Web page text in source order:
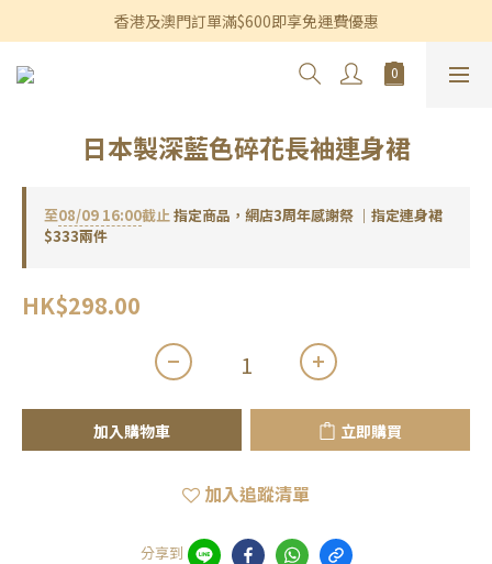
香港及澳門訂單滿$600即享免運費優惠
香港及澳門訂單滿$600即享免運費優惠
3個月內買滿$1,200可享永久九折優惠
日本製深藍色碎花長袖連身裙
至08/09 16:00截止指定商品，網店3周年感謝祭 ｜指定連身裙
$333兩件
HK$298.00
加入購物車 立即購買
加入追蹤清單
分享到